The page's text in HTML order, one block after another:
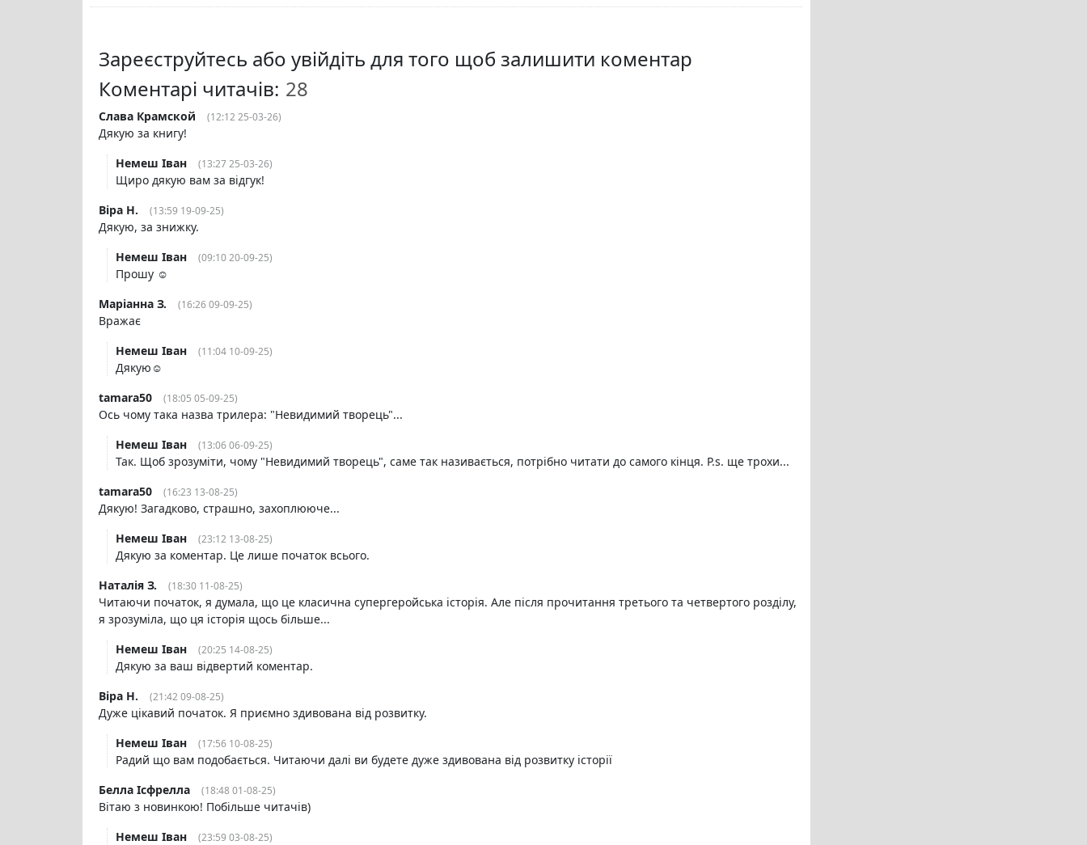
Зареєструйтесь або увійдіть для того щоб залишити коментар
Коментарі читачів:
Слава Крамской (12:12 25-03-26)
Дякую за книгу!
Немеш Іван
(13:27 25-03-26)
Щиро дякую вам за відгук!
Віра Н.
(13:59 19-09-25)
Дякую, за знижку.
Немеш Іван
(09:10 20-09-25)
Прошу ☺️
Маріанна З.
(16:26 09-09-25)
Вражає
Немеш Іван
(11:04 10-09-25)
Дякую☺️
tamara50
(18:05 05-09-25)
Ось чому така назва трилера: "Невидимий творець"...
Немеш Іван
(13:06 06-09-25)
Так. Щоб зрозуміти, чому "Невидимий творець", саме так називається, потрібно читати до самого кінця. P.s. ще трохи...
tamara50
(16:23 13-08-25)
Дякую! Загадково, страшно, захоплююче...
Немеш Іван
(23:12 13-08-25)
Дякую за коментар. Це лише початок всього.
Наталія З.
(18:30 11-08-25)
Читаючи початок, я думала, що це класична супергеройська історія. Але після прочитання третього та четвертого розділу,
я зрозуміла, що ця історія щось більше...
Немеш Іван
(20:25 14-08-25)
Дякую за ваш відвертий коментар.
Віра Н.
(21:42 09-08-25)
Дуже цікавий початок. Я приємно здивована від розвитку.
Немеш Іван
(17:56 10-08-25)
Радий що вам подобається. Читаючи далі ви будете дуже здивована від розвитку історії
Белла Ісфрелла
(18:48 01-08-25)
Вітаю з новинкою! Побільше читачів)
Немеш Іван
(23:59 03-08-25)